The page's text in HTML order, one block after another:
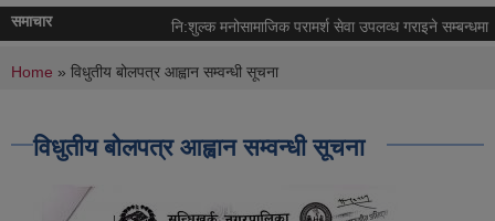
समाचार नि:शुल्क मनोसामाजिक परामर्श सेवा उपलव्ध गराइने सम्बन्धमा ।
You are here
Home » विधुतीय बोलपत्र आह्वान सम्वन्धी सूचना
विधुतीय बोलपत्र आह्वान सम्वन्धी सूचना